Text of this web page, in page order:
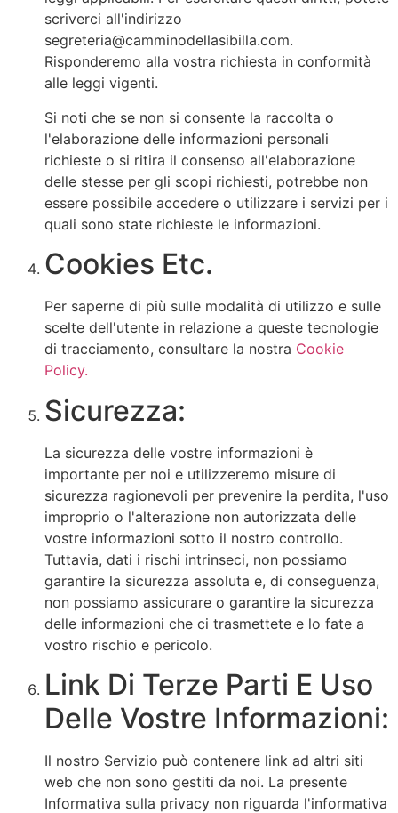
scriverci all'indirizzo
segreteria@camminodellasibilla.com.
Risponderemo alla vostra richiesta in conformità
alle leggi vigenti.
Si noti che se non si consente la raccolta o
l'elaborazione delle informazioni personali
richieste o si ritira il consenso all'elaborazione
delle stesse per gli scopi richiesti, potrebbe non
essere possibile accedere o utilizzare i servizi per i
quali sono state richieste le informazioni.
Cookies Etc.
Per saperne di più sulle modalità di utilizzo e sulle
scelte dell'utente in relazione a queste tecnologie
di tracciamento, consultare la nostra Cookie
Policy.
Sicurezza:
La sicurezza delle vostre informazioni è
importante per noi e utilizzeremo misure di
sicurezza ragionevoli per prevenire la perdita, l'uso
improprio o l'alterazione non autorizzata delle
vostre informazioni sotto il nostro controllo.
Tuttavia, dati i rischi intrinseci, non possiamo
garantire la sicurezza assoluta e, di conseguenza,
non possiamo assicurare o garantire la sicurezza
delle informazioni che ci trasmettete e lo fate a
vostro rischio e pericolo.
Link Di Terze Parti E Uso
Delle Vostre Informazioni:
Il nostro Servizio può contenere link ad altri siti
web che non sono gestiti da noi. La presente
Informativa sulla privacy non riguarda l'informativa